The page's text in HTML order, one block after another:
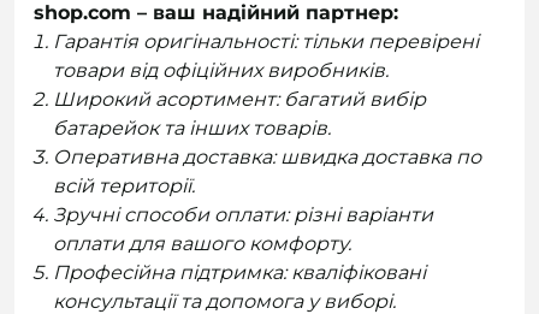
shop.com – ваш надійний партнер:
Гарантія оригінальності: тільки перевірені
товари від офіційних виробників.
Широкий асортимент: багатий вибір
батарейок та інших товарів.
Оперативна доставка: швидка доставка по
всій території.
Зручні способи оплати: різні варіанти
оплати для вашого комфорту.
Професійна підтримка: кваліфіковані
консультації та допомога у виборі.